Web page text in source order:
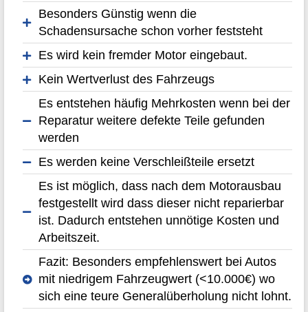
Besonders Günstig wenn die
Schadensursache schon vorher feststeht
Es wird kein fremder Motor eingebaut.
Kein Wertverlust des Fahrzeugs
Es entstehen häufig Mehrkosten wenn bei der
Reparatur weitere defekte Teile gefunden
werden
Es werden keine Verschleißteile ersetzt
Es ist möglich, dass nach dem Motorausbau
festgestellt wird dass dieser nicht reparierbar
ist. Dadurch entstehen unnötige Kosten und
Arbeitszeit.
Fazit: Besonders empfehlenswert bei Autos
mit niedrigem Fahrzeugwert (<10.000€) wo
sich eine teure Generalüberholung nicht lohnt.